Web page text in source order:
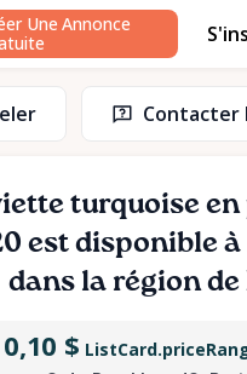
Une Annonce
Contacter
turquoise en
est disponible
dans la région
0,10 $